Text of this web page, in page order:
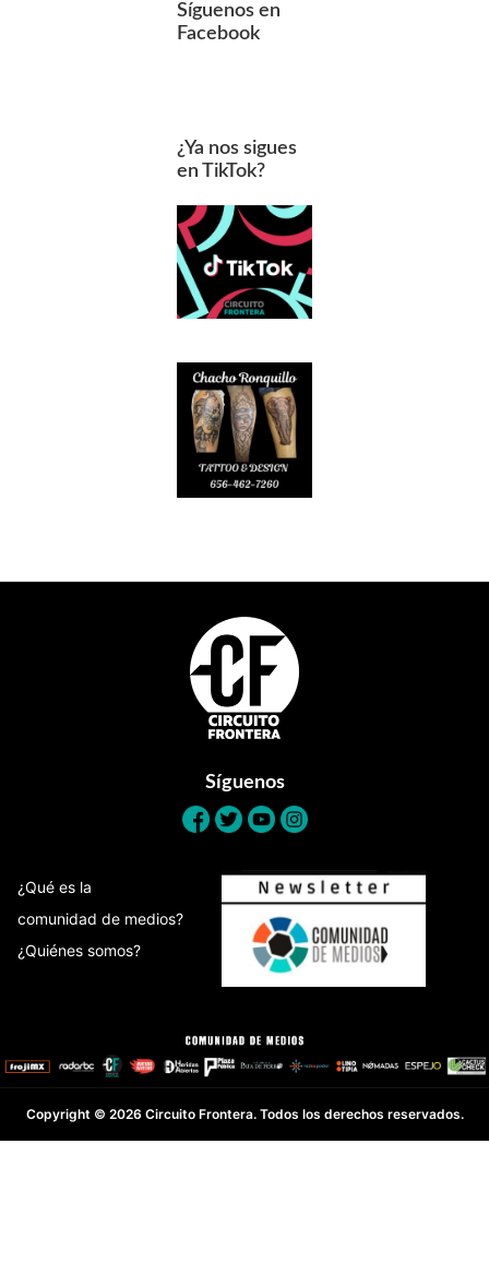
Síguenos en
Facebook
¿Ya nos sigues
en TikTok?
Síguenos
¿Qué es la
comunidad de medios?
¿Quiénes somos?
Copyright © 2026 Circuito Frontera. Todos los derechos reservados.